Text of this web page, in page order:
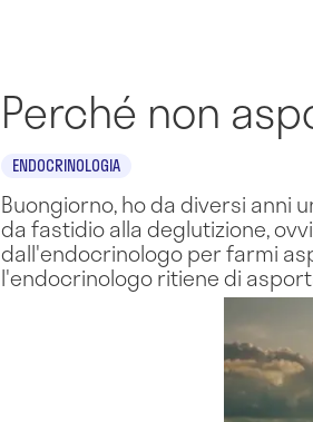
Perché non
ENDOCRINOLOGIA
Buongiorno, ho da diversi anni
da fastidio alla deglutizione,
dall'endocrinologo per farmi
l'endocrinologo ritiene di